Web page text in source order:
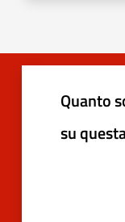
Quanto
su